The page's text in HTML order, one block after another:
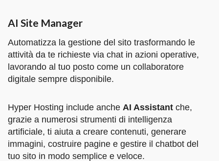
AI Site Manager
Automatizza la gestione del sito trasformando le
attività da te richieste via chat in azioni operative,
lavorando al tuo posto come un collaboratore
digitale sempre disponibile.
Hyper Hosting include anche AI Assistant che,
grazie a numerosi strumenti di intelligenza
artificiale, ti aiuta a creare contenuti, generare
immagini, costruire pagine e gestire il chatbot del
tuo sito in modo semplice e veloce.